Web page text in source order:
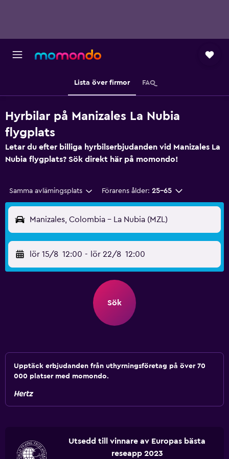
Lista över firmor FAQ
Hyrbilar på Manizales La Nubia
flygplats
Letar du efter billiga hyrbilserbjudanden vid Manizales La
Nubia flygplats? Sök direkt här på momondo!
Samma avlämingsplats Förarens ålder: 25-65
Manizales, Colombia - La Nubia (MZL)
lör 15/8 12:00 - lör 22/8 12:00
Sök
Upptäck erbjudanden från uthyrningsföretag på över 70
000 platser med momondo.
Utsedd till vinnare av Europas bästa
reseapp 2023